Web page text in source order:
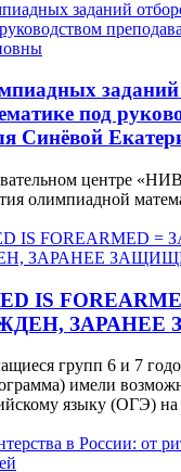
заданий
под
Синёвой
центре
олимпиадной
IS
групп 6 и 7
имели
языку (ОГЭ)